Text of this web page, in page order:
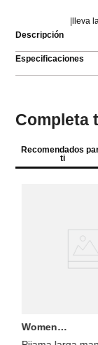
Descripción
Especificaciones
Completa
Recomendados
ti
Women